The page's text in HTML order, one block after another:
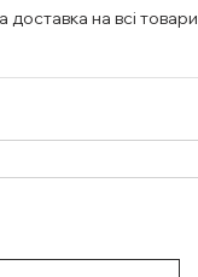
доставка на всі товари